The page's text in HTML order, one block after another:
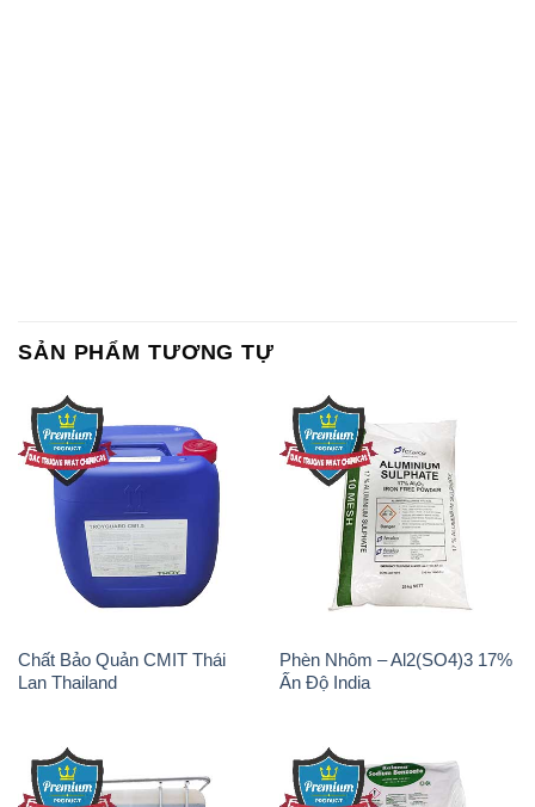
SẢN PHẨM TƯƠNG TỰ
Chất Bảo Quản CMIT Thái
Lan Thailand
Phèn Nhôm – Al2(SO4)3 17%
Ấn Độ India